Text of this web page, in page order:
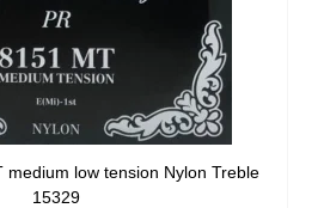
medium low tension Nylon Treble
15329